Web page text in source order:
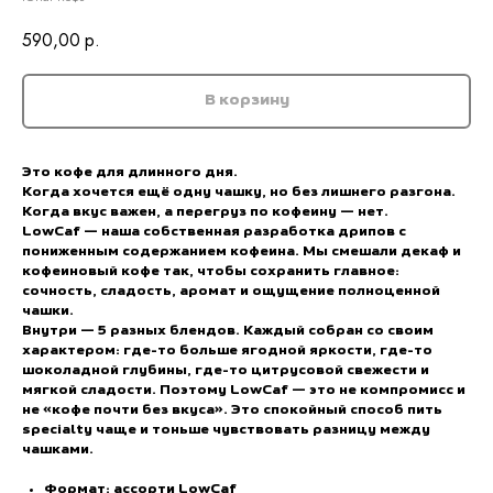
590,00 р.
В корзину
Это кофе для длинного дня.
Когда хочется ещё одну чашку, но без лишнего разгона.
Когда вкус важен, а перегруз по кофеину — нет.
LowCaf — наша собственная разработка дрипов с
пониженным содержанием кофеина. Мы смешали декаф и
кофеиновый кофе так, чтобы сохранить главное:
сочность, сладость, аромат и ощущение полноценной
чашки.
Внутри — 5 разных блендов. Каждый собран со своим
характером: где-то больше ягодной яркости, где-то
шоколадной глубины, где-то цитрусовой свежести и
мягкой сладости. Поэтому LowCaf — это не компромисс и
не «кофе почти без вкуса». Это спокойный способ пить
specialty чаще и тоньше чувствовать разницу между
чашками.
Формат: ассорти LowCaf